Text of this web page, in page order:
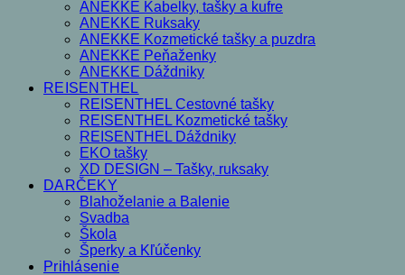
ANEKKE Kabelky, tašky a kufre
ANEKKE Ruksaky
ANEKKE Kozmetické tašky a puzdra
ANEKKE Peňaženky
ANEKKE Dáždniky
REISENTHEL
REISENTHEL Cestovné tašky
REISENTHEL Kozmetické tašky
REISENTHEL Dáždniky
EKO tašky
XD DESIGN – Tašky, ruksaky
DARČEKY
Blahoželanie a Balenie
Svadba
Škola
Šperky a Kľúčenky
Prihlásenie